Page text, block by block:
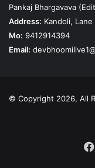
Pankaj Bhargavava
Address: Kandoli,
Mo: 9412914394
Email:
© Copyright 2026, All